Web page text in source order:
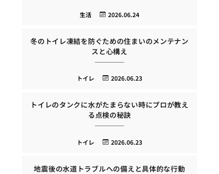
2026.06.24
生活
冬のトイレ凍結を防ぐための住まいのメンテナン
スと心構え
2026.06.23
トイレ
トイレのタンクに水がたまらない時にプロが教え
る点検の秘訣
2026.06.23
トイレ
地震後の水道トラブルへの備えと具体的な行動